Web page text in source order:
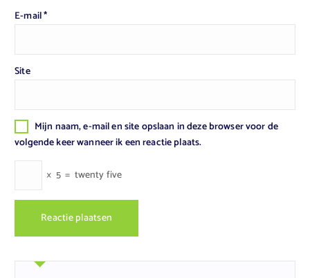
E-mail*
Site
Mijn naam, e-mail en site opslaan in deze browser voor de
volgende keer wanneer ik een reactie plaats.
× 5 = twenty five